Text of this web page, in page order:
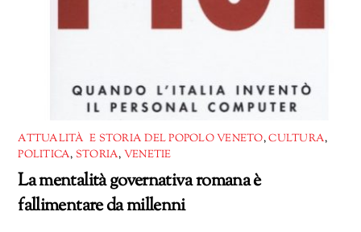
ATTUALITÀ E STORIA DEL POPOLO VENETO,CULTURA,
POLITICA, STORIA, VENETIE
La mentalità governativa romana è
fallimentare da millenni